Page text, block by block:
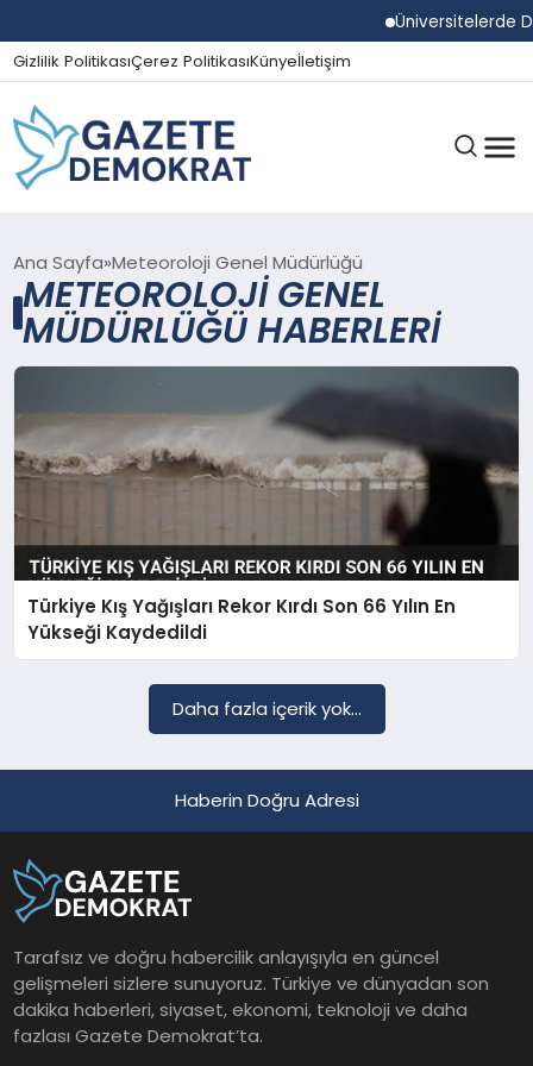
Üniversitelerde
Gizlilik PolitikasıÇerez PolitikasıKünyeİletişim
GÜNDEM
EKONOMI
SPOR
MAGAZIN
SAĞLIK
YAŞAM
Ana Sayfa Meteoroloji Genel Müdürlüğü
METEOROLOJI GENEL
MÜDÜRLÜĞÜ HABERLERI
Türkiye Kış Yağışları Rekor Kırdı Son 66 Yılın En
Yükseği Kaydedildi
Daha fazla içerik yok...
Haberin Doğru Adresi
Tarafsız ve doğru habercilik anlayışıyla en güncel
gelişmeleri sizlere sunuyoruz. Türkiye ve dünyadan son
dakika haberleri, siyaset, ekonomi, teknoloji ve daha
fazlası Gazete Demokrat’ta.